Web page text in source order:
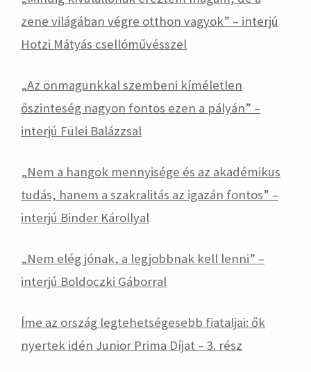
zene világában végre otthon vagyok” – interjú
Hotzi Mátyás csellóművésszel
„Az önmagunkkal szembeni kíméletlen
őszinteség nagyon fontos ezen a pályán” –
interjú Fülei Balázzsal
„Nem a hangok mennyisége és az akadémikus
tudás, hanem a szakralitás az igazán fontos” –
interjú Binder Károllyal
„Nem elég jónak, a legjobbnak kell lenni” –
interjú Boldoczki Gáborral
Íme az ország legtehetségesebb fiataljai: ők
nyertek idén Junior Prima Díjat – 3. rész